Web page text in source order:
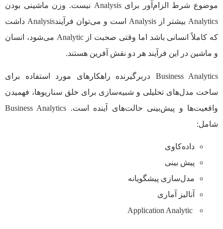
موضوع شرط الزام‌آور برای Analysis نیست. وزن ماشینی بودن
Analytics بیشتر از Analysis است و می‌توان فرآیندAnalysis داشت
که کاملاً انسانی باشد اما وقتی صحبت از Analytic می‌شود، انسان
و ماشین در این فرآیند هر دو نقش آفرین هستند.
Business Analytics دربرگيرنده راهكارهای مورد استفاده برای
ساخت مدل‌های تحليلی و شبيه‌سازی برای خلق سناريوها، فهميدن
واقعيت‌ها و پيش‌بينی حالت‌های آينده است. Business Analytics
شامل:
داده‌كاوی
پیش بینی
مدل‌سازی پيشگويانه
آنالیز آماری